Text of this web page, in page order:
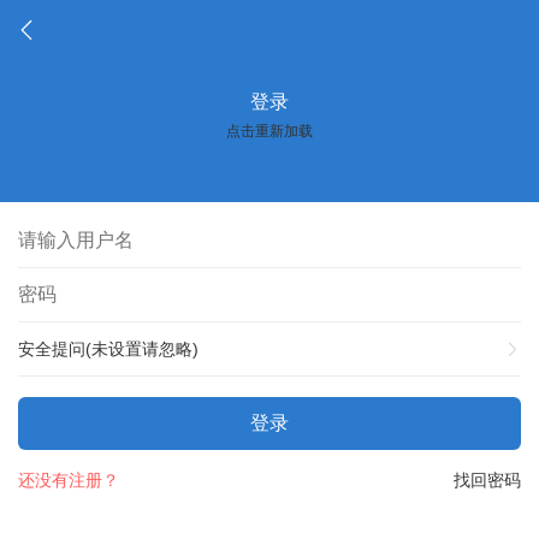
登录
点击重新加载
安全提问(未设置请忽略)
登录
找回密码
还没有注册？